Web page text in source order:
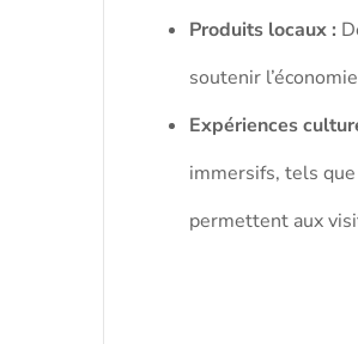
Produits locaux :
soutenir
Expériences
immersifs, tels
permettent aux